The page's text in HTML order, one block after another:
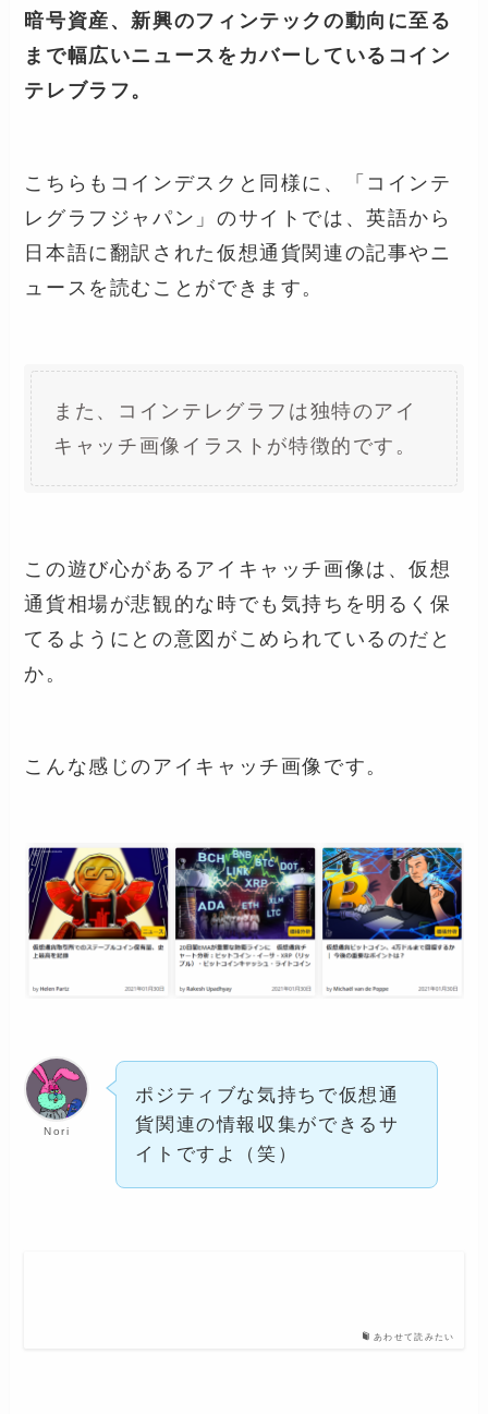
暗号資産、新興のフィンテックの動向に至る
まで幅広いニュースをカバーしているコイン
テレブラフ。
こちらもコインデスクと同様に、「コインテ
レグラフジャパン」のサイトでは、英語から
日本語に翻訳された仮想通貨関連の記事やニ
ュースを読むことができます。
また、コインテレグラフは独特のアイ
キャッチ画像イラストが特徴的です。
この遊び心があるアイキャッチ画像は、仮想
通貨相場が悲観的な時でも気持ちを明るく保
てるようにとの意図がこめられているのだと
か。
こんな感じのアイキャッチ画像です。
Nori
ポジティブな気持ちで仮想通
貨関連の情報収集ができるサ
イトですよ（笑）
あわせて読みたい